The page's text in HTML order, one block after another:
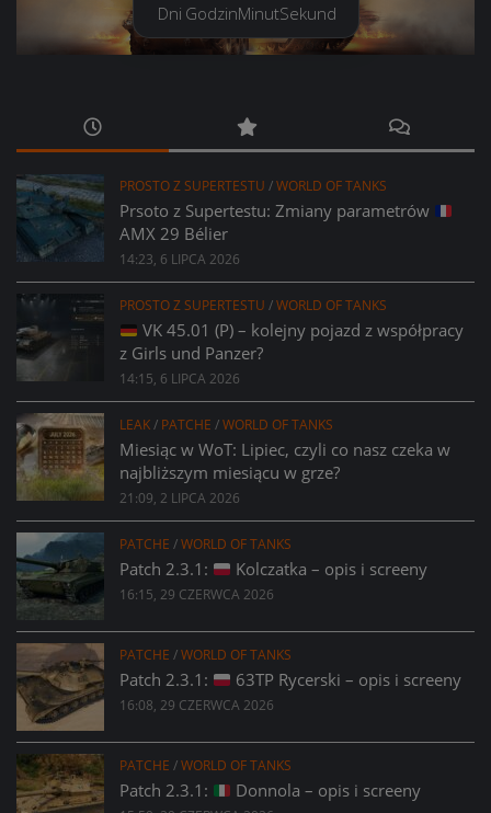
Dni GodzinMinutSekund
PROSTO Z SUPERTESTU /WORLD OF TANKS
Prsoto z Supertestu: Zmiany parametrów
AMX 29 Bélier
14:23, 6 LIPCA 2026
PROSTO Z SUPERTESTU /WORLD OF TANKS
VK 45.01 (P) – kolejny pojazd z współpracy
z Girls und Panzer?
14:15, 6 LIPCA 2026
LEAK/ PATCHE /WORLD OF TANKS
Miesiąc w WoT: Lipiec, czyli co nasz czeka w
najbliższym miesiącu w grze?
21:09, 2 LIPCA 2026
PATCHE /WORLD OF TANKS
Patch 2.3.1: Kolczatka – opis i screeny
16:15, 29 CZERWCA 2026
PATCHE /WORLD OF TANKS
Patch 2.3.1: 63TP Rycerski – opis i screeny
16:08, 29 CZERWCA 2026
PATCHE /WORLD OF TANKS
Patch 2.3.1: Donnola – opis i screeny